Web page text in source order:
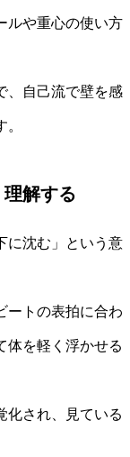
ルや重心の使い方
、自己流で壁を感
解する
に沈む」という意
ートの表拍に合わ
体を軽く浮かせる
化され、見ている